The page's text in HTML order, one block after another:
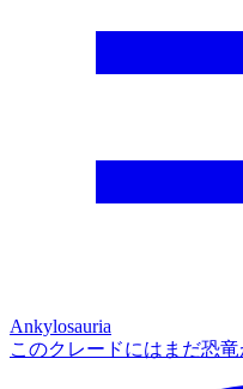
Ankylosauria
このクレードにはまだ恐竜